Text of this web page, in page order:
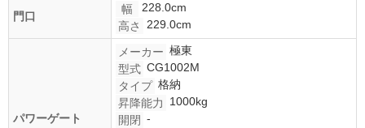
門口
幅
228.0cm
高さ
229.0cm
パワーゲート
メーカー 極東
型式 CG1002M
タイプ 格納
昇降能力
1000kg
開閉 -